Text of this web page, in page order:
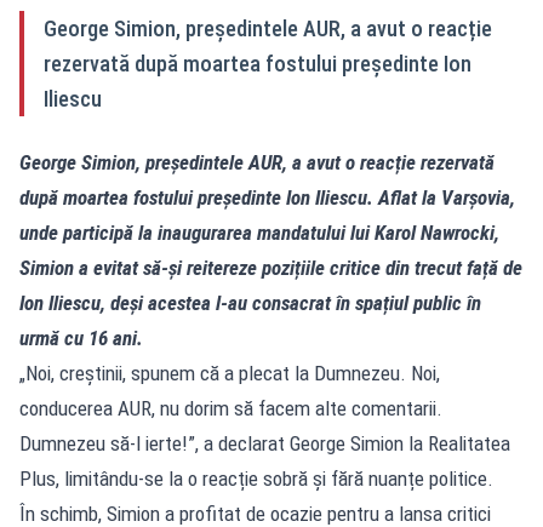
George Simion, președintele AUR, a avut o reacție
rezervată după moartea fostului președinte Ion
Iliescu
George Simion, președintele AUR, a avut o reacție rezervată
după moartea fostului președinte Ion Iliescu. Aflat la Varșovia,
unde participă la inaugurarea mandatului lui Karol Nawrocki,
Simion a evitat să-și reitereze pozițiile critice din trecut față de
Ion Iliescu, deși acestea l-au consacrat în spațiul public în
urmă cu 16 ani.
„Noi, creștinii, spunem că a plecat la Dumnezeu. Noi,
conducerea AUR, nu dorim să facem alte comentarii.
Dumnezeu să-l ierte!”, a declarat George Simion la Realitatea
Plus, limitându-se la o reacție sobră și fără nuanțe politice.
În schimb, Simion a profitat de ocazie pentru a lansa critici